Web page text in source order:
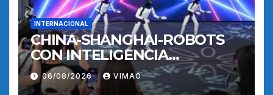
INTERNACIONAL
CHINA-SHANGHAI-ROBOTS
CON INTELIGENCIA
INCORPORADA-
ENTRENAMIENTO
06/08/2026 VIMAG